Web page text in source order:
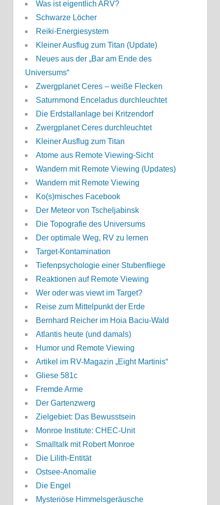
Was ist eigentlich ARV?
Schwarze Löcher
Reiki-Energiesystem
Kleiner Ausflug zum Titan (Update)
Neues aus der „Bar am Ende des
Universums“
Zwergplanet Ceres – weiße Flecken
Saturnmond Enceladus durchleuchtet
Die Erdstallanlage bei Kritzendorf
Zwergplanet Ceres durchleuchtet
Kleiner Ausflug zum Titan
Atome aus Remote Viewing-Sicht
Wandern mit Remote Viewing (Updates)
Wandern mit Remote Viewing
Ko(s)misches Facebook
Der Meteor von Tscheljabinsk
Die Topografie des Universums
Der optimale Weg, RV zu lernen
Target-Kontamination
Tiefenpsychologie einer Stubenfliege
Reaktionen auf Remote Viewing
Wer oder was viewt im Target?
Reise zum Mittelpunkt der Erde
Bernhard Reicher im Hoia Baciu-Wald
Atlantis heute (und damals)
Humor und Remote Viewing
Artikel im RV-Magazin „Eight Martinis“
Gliese 581c
Fremde Arme
Der Gartenzwerg
Zielgebiet: Das Bewusstsein
Monroe Institute: CHEC-Unit
Smalltalk mit Robert Monroe
Die Lilith-Entität
Ostsee-Anomalie
Die Engel
Mysteriöse Himmelsgeräusche